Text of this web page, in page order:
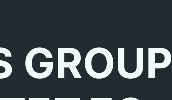
GROUP